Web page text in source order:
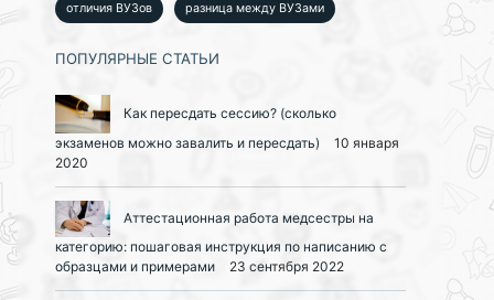
отличия ВУЗов разница между ВУЗами
ПОПУЛЯРНЫЕ СТАТЬИ
Как пересдать сессию? (сколько
экзаменов можно завалить и пересдать)
10 января
2020
Аттестационная работа медсестры на
категорию: пошаговая инструкция по написанию с
образцами и примерами
23 сентября 2022